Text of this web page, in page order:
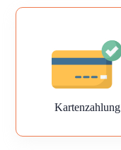
Kartenzahlung